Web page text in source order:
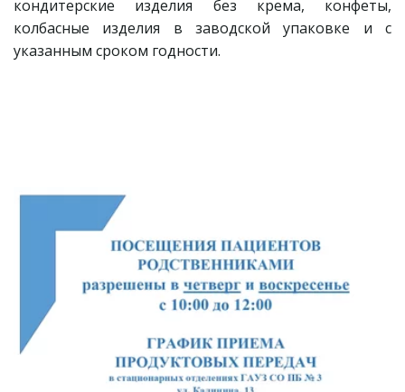
кондитерские изделия без крема, конфеты,
колбасные изделия в заводской упаковке и с
указанным сроком годности.